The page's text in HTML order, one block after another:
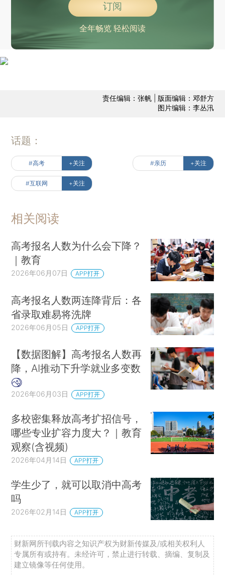
订阅
全年畅览 轻松阅读
责任编辑：张帆 | 版面编辑：邓舒方
图片编辑：李丛汛
话题：
#高考 +关注 #亲历 +关注
#互联网 +关注
相关阅读
高考报名人数为什么会下降？
｜教育
2026年06月07日 APP打开
高考报名人数两连降背后：各
省录取难易将洗牌
2026年06月05日 APP打开
【数据图解】高考报名人数再
降，AI推动下升学就业多变数
2026年06月03日 APP打开
多校密集释放高考扩招信号，
哪些专业扩容力度大？｜教育
观察(含视频)
2026年04月14日 APP打开
学生少了，就可以取消中高考
吗
2026年02月14日 APP打开
财新网所刊载内容之知识产权为财新传媒及/或相关权利人
专属所有或持有。未经许可，禁止进行转载、摘编、复制及
建立镜像等任何使用。